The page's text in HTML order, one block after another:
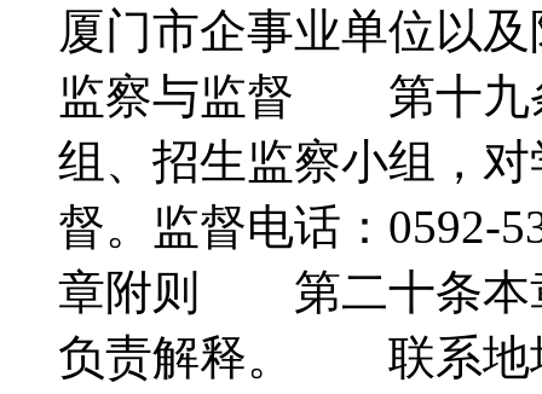
厦门市企事业单位以
监察与监督 第十九
组、招生监察小组，
督。监督电话：
章附则 第二十条本
负责解释。 联系地